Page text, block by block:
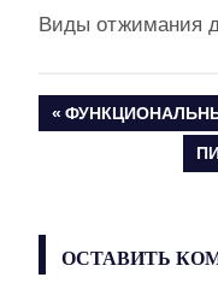
Виды отжимания
Навигация
записям
ПРЕДЫДУЩАЯ
ОСТАВИТЬ